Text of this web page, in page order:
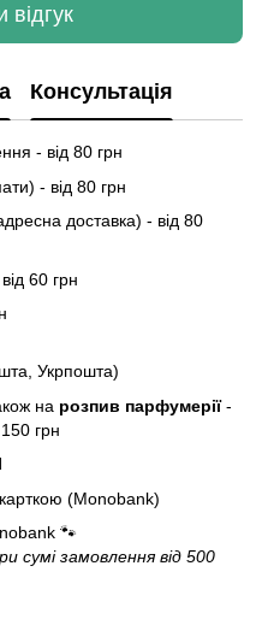
відгук
Консультація
- від 80 грн
- від 80 грн
доставка) - від 80
60 грн
Укрпошта)
на розпив парфумерії-
грн
(Monobank)
🐾
сумі замовлення від 500